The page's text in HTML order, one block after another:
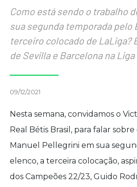
Como está sendo o trabalho
sua segunda temporada pelo
terceiro colocado de LaLiga?
de Sevilla e Barcelona na
09/12/2021
Nesta semana, convidamos o
Real Bétis Brasil, para falar
Manuel Pellegrini em sua
elenco, a terceira colocação,
dos Campeões 22/23, Guido